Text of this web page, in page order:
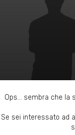
Ops... sembra che la
Se sei interessato ad